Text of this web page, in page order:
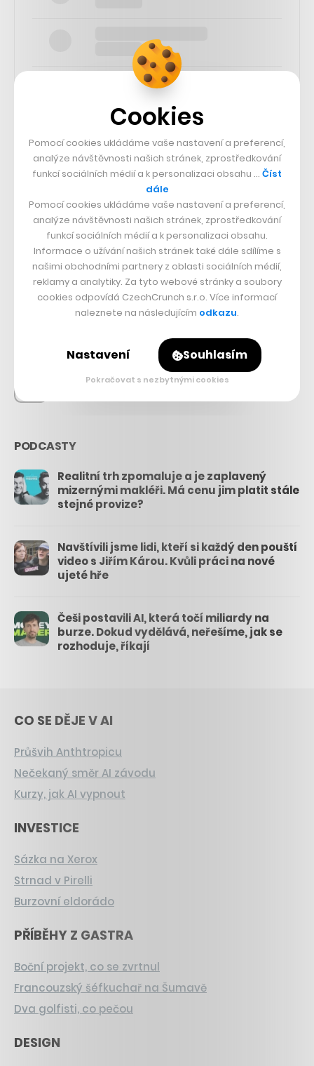
SLEDUJTE NÁS
73k
25k
56.4k
PODCASTY
Realitní trh zpomaluje a je zaplavený
mizernými makléři. Má cenu jim platit stále
stejné provize?
Navštívili jsme lidi, kteří si každý den pouští
video s Jiřím Károu. Kvůli práci na nové
ujeté hře
Češi postavili AI, která točí miliardy na
burze. Dokud vydělává, neřešíme, jak se
rozhoduje, říkají
CO SE DĚJE V AI
Průšvih Anthtropicu
Nečekaný směr AI závodu
Kurzy, jak AI vypnout
INVESTICE
Sázka na Xerox
Strnad v Pirelli
Burzovní eldorádo
PŘÍBĚHY Z GASTRA
Boční projekt, co se zvrtnul
Francouzský šéfkuchař na Šumavě
Dva golfisti, co pečou
DESIGN
Cookies
Pomocí cookies ukládáme vaše nastavení a preferencí,
analýze návštěvnosti našich stránek, zprostředkování
funkcí sociálních médií a k personalizaci obsahu … Číst
dále
Pomocí cookies ukládáme vaše nastavení a preferencí,
analýze návštěvnosti našich stránek, zprostředkování
funkcí sociálních médií a k personalizaci obsahu.
Informace o užívání našich stránek také dále sdílíme s
našimi obchodními partnery z oblasti sociálních médií,
reklamy a analytiky. Za tyto webové stránky a soubory
cookies odpovídá CzechCrunch s.r.o. Více informací
naleznete na následujícím odkazu.
Nastavení Souhlasím
Pokračovat s nezbytnými cookies